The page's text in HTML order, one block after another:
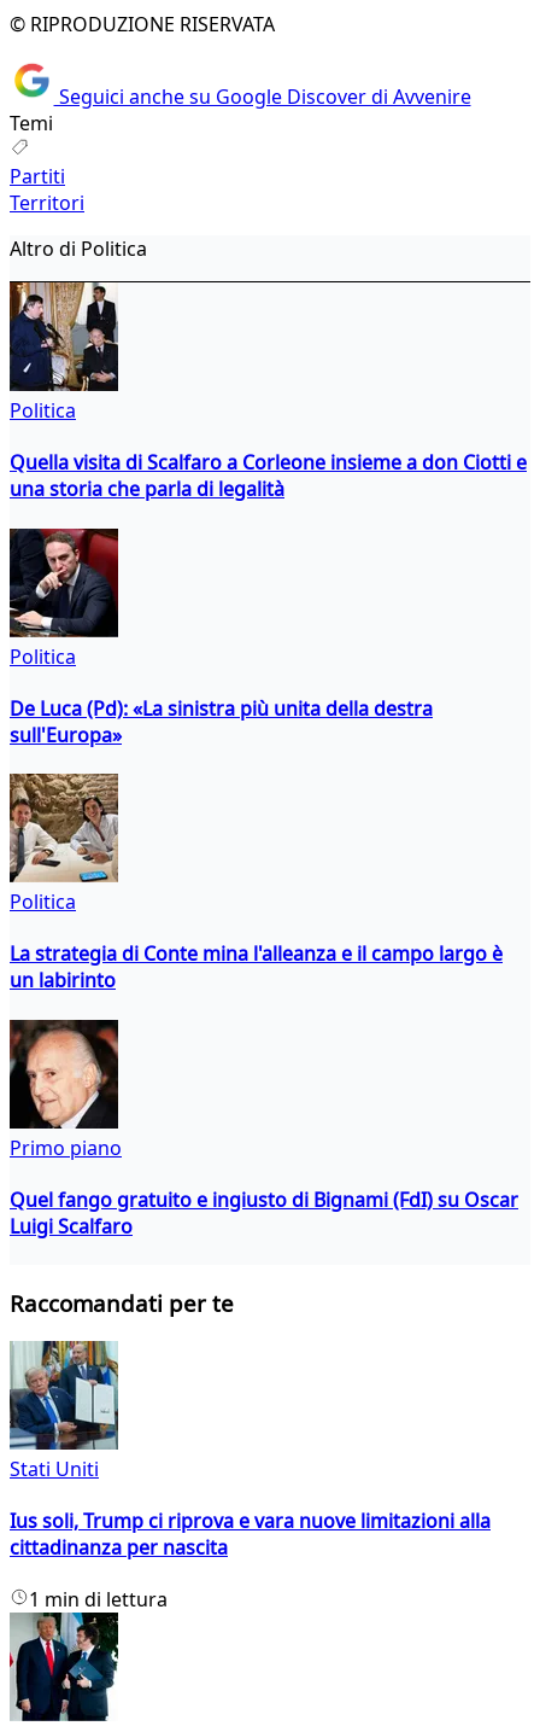
© RIPRODUZIONE RISERVATA
Seguici anche su Google Discover di Avvenire
Temi
Partiti
Territori
Altro di Politica
Politica
Quella visita di Scalfaro a Corleone insieme a don Ciotti e
una storia che parla di legalità
Politica
De Luca (Pd): «La sinistra più unita della destra
sull'Europa»
Politica
La strategia di Conte mina l'alleanza e il campo largo è
un labirinto
Primo piano
Quel fango gratuito e ingiusto di Bignami (FdI) su Oscar
Luigi Scalfaro
Raccomandati per te
Stati Uniti
Ius soli, Trump ci riprova e vara nuove limitazioni alla
cittadinanza per nascita
1 min di lettura